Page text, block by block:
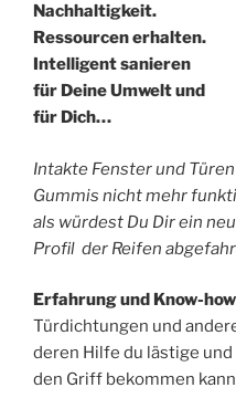
Nachhaltigkeit.
Ressourcen erhalten.
Intelligent sanieren
für Deine Umwelt und
für Dich…
Intakte Fenster und
Gummis nicht mehr
als würdest Du Dir ein
Profil der Reifen
Erfahrung und Know-
Türdichtungen und
deren Hilfe du lästige
den Griff bekommen